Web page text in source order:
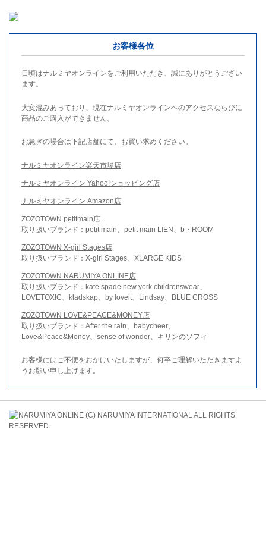
お客様各位
日頃はナルミヤオンラインをご利用いただき、誠にありがとうござい
ます。
大変混みあっており、現在ナルミヤオンラインへのアクセスならびに
商品のご購入ができません。
お急ぎの場合は下記店舗にて、お買い求めください。
ナルミヤオンライン楽天市場店
ナルミヤオンライン Yahoo!ショッピング店
ナルミヤオンライン Amazon店
ZOZOTOWN petitmain店
取り扱いブランド：petit main、petit main LIEN、b・ROOM
ZOZOTOWN X-girl Stages店
取り扱いブランド：X-girl Stages、XLARGE KIDS
ZOZOTOWN NARUMIYA ONLINE店
取り扱いブランド：kate spade new york childrenswear、
LOVETOXIC、kladskap、by loveit、Lindsay、BLUE CROSS
ZOZOTOWN LOVE&PEACE&MONEY店
取り扱いブランド：After the rain、babycheer、
Love&Peace&Money、sense of wonder、キリンのソフィ
お客様にはご不便をおかけいたしますが、何卒ご理解いただきますよ
うお願い申し上げます。